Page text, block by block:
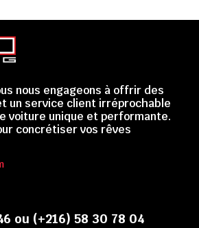
nous engageons à offrir des
un service client irréprochable
voiture unique et performante.
concrétiser vos rêves
ou (+216) 58 30 78 04